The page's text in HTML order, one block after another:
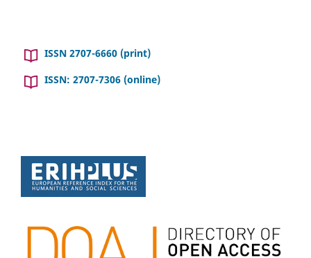
ISSN 2707-6660 (print)
ISSN: 2707-7306 (online)